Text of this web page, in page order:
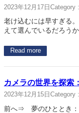
2023年12月17日 Category :
老け込むには早すぎる
えて選んでいるだろう
Read more
カメラの世界を探索
2023年12月15日 Category :
前へ⇒ 夢のひととき：